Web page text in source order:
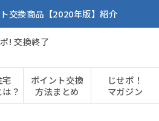
交換商品【2020年版】紹介
宅
？
ポイント交換
方法まとめ
じせポ！
マガジン